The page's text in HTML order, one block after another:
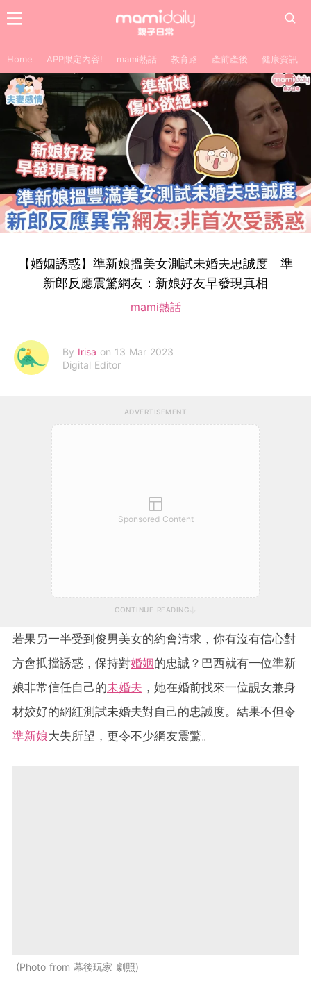
Home APP限定內容! mami熱話 教育路 產前產後 健康資訊
【婚姻誘惑】準新娘搵美女測試未婚夫忠誠度 準
新郎反應震驚網友：新娘好友早發現真相
mami熱話
By Irisa on 13 Mar 2023
Digital Editor
ADVERTISEMENT
Sponsored Content
CONTINUE READING
若果另一半受到俊男美女的約會清求，你有沒有信心對
方會扺擋誘惑，保持對婚姻的忠誠？巴西就有一位準新
娘非常信任自己的未婚夫 ，她在婚前找來一位靚女兼身
材姣好的網紅測試未婚夫對自己的忠誠度。結果不但令
準新娘大失所望，更令不少網友震驚。
Photo from 幕後玩家 劇照